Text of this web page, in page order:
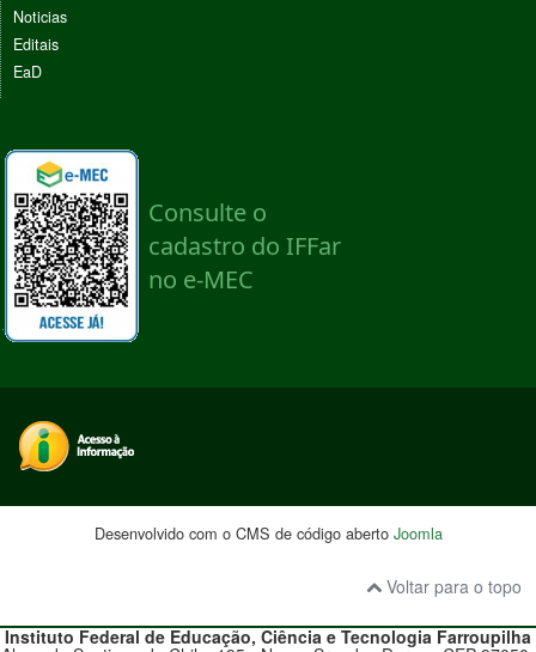
Noticias
Editais
EaD
Desenvolvido com o CMS de código aberto Joomla
Voltar para o topo
Instituto Federal de Educação, Ciência e Tecnologia Farroupilha